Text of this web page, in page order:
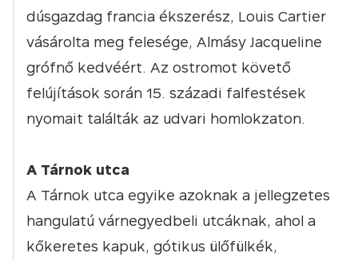
dúsgazdag francia ékszerész, Louis Cartier
vásárolta meg felesége, Almásy Jacqueline
grófnő kedvéért. Az ostromot követő
felújítások során 15. századi falfestések
nyomait találták az udvari homlokzaton.
A Tárnok utca
A Tárnok utca egyike azoknak a jellegzetes
hangulatú várnegyedbeli utcáknak, ahol a
kőkeretes kapuk, gótikus ülőfülkék,